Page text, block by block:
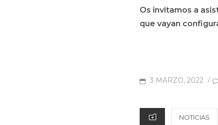
Os invitamos a
que vayan
POSTED
3 MARZO, 2022 /
CATEGORIES
NOTICIAS